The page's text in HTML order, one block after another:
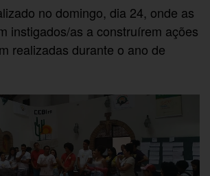
no domingo, dia 24, onde as
instigados/as a construírem ações
realizadas durante o ano de